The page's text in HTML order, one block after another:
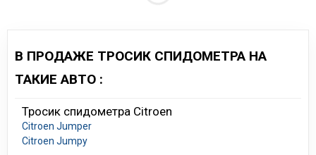
В ПРОДАЖЕ ТРОСИК СПИДОМЕТРА НА
ТАКИЕ АВТО :
Тросик спидометра Citroen
Citroen Jumper
Citroen Jumpy